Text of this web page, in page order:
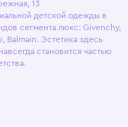
13
детской одежды в
сегмента люкс: Givenchy,
Balmain. Эстетика здесь
становится частью